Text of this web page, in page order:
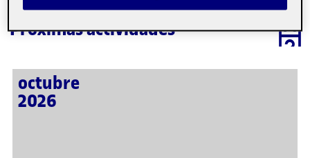
Próximas actividades
octubre
2026